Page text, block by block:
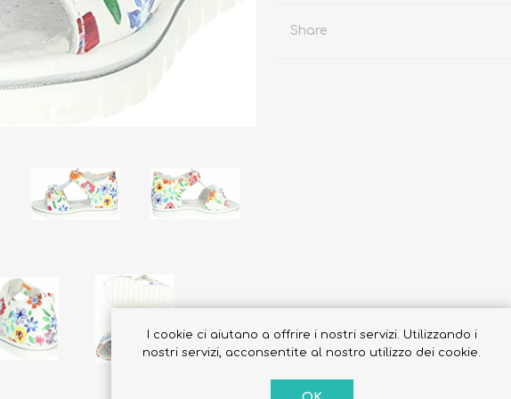
Share
I cookie ci aiutano a offrire i nostri servizi. Utilizzando i
nostri servizi, acconsentite al nostro utilizzo dei cookie.